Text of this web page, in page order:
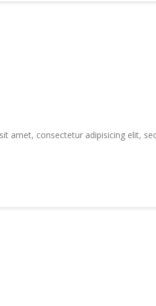
amet, consectetur adipisicing elit,